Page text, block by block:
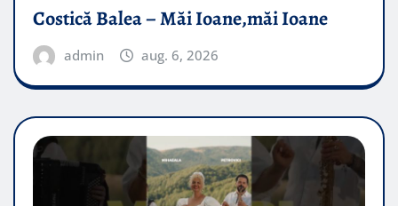
Costică Balea – Măi Ioane,măi Ioane
admin aug. 6, 2026